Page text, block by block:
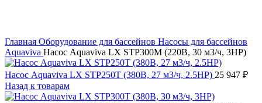
Главная Оборудование для бассейнов Насосы для бассейнов
Aquaviva Насос Aquaviva LX STP300M (220В, 30 м3/ч, 3HP)
Насос Aquaviva LX STP250T (380В, 27 м3/ч, 2.5HP) 25 947 ₽
Назад к товарам